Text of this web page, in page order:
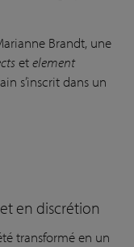
Brandt, une
etelement
s’inscrit dans un
en discrétion
transformé en un